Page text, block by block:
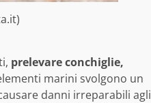
prelevare conchiglie,
marini svolgono un
danni irreparabili agli